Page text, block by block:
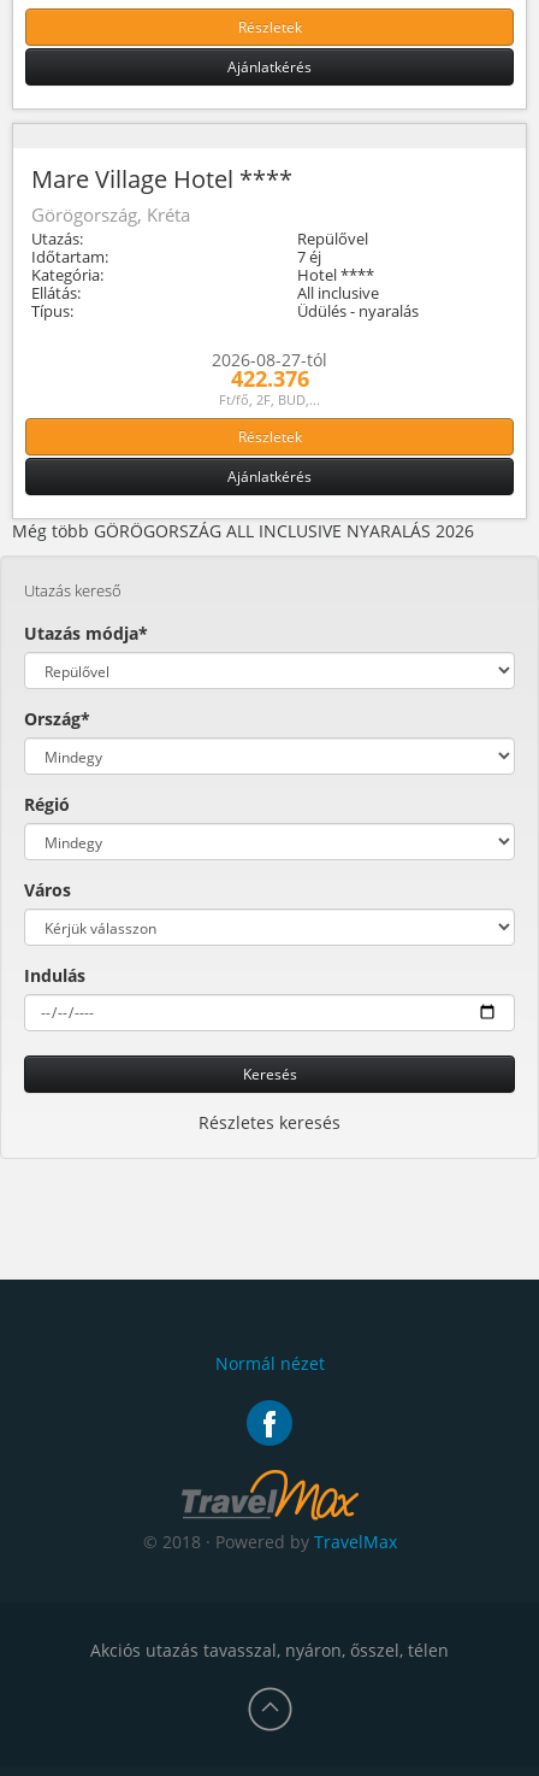
Részletek
Ajánlatkérés
Mare Village Hotel ****
Görögország, Kréta
Utazás:
Repülővel
Időtartam:
7 éj
Kategória:
Hotel ****
Ellátás:
All inclusive
Típus:
Üdülés - nyaralás
2026-08-27-tól
422.376
Ft/fő, 2F, BUD,...
Részletek
Ajánlatkérés
Még több GÖRÖGORSZÁG ALL INCLUSIVE NYARALÁS 2026
Utazás kereső
Utazás módja*
Ország*
Régió
Város
Indulás
Keresés
Részletes keresés
Normál nézet
© 2018 · Powered by TravelMax
Akciós utazás tavasszal, nyáron, ősszel, télen